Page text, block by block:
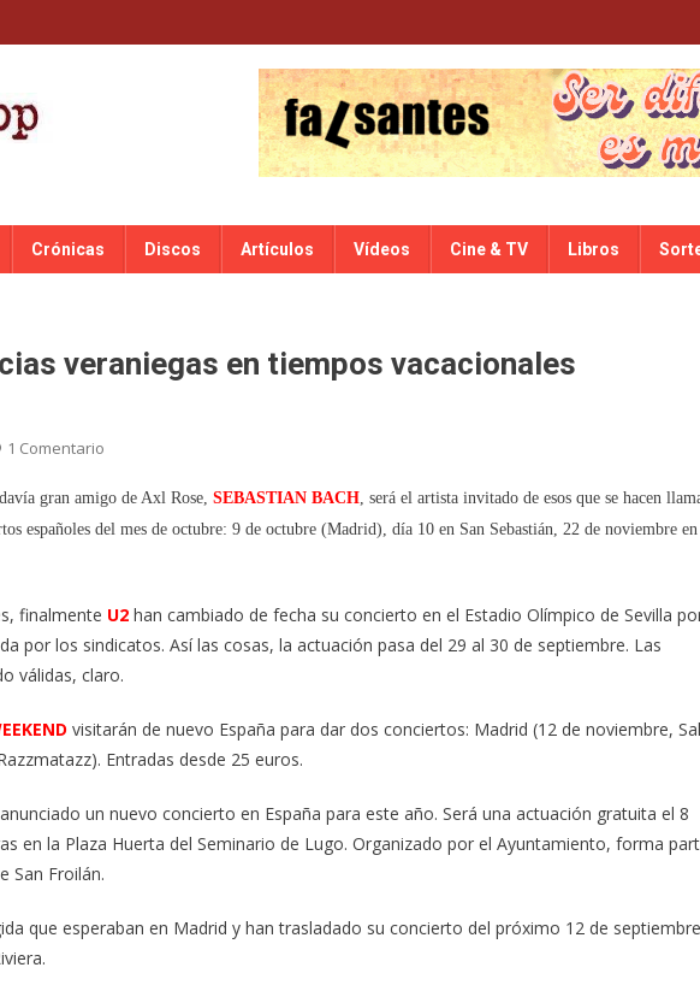
Crónicas Discos Artículos Vídeos Cine & TV Libros
veraniegas en tiempos vacacionales
1 Comentario
De
Noticias
Tiempos
Vacacionales
gran amigo de Axl Rose, SEBASTIAN BACH, será el artista invitado de esos que se hacen
españoles del mes de octubre: 9 de octubre (Madrid), día 10 en San Sebastián, 22 de noviembre en
finalmente U2 han cambiado de fecha su concierto en el Estadio Olímpico de Sevilla
por los sindicatos. Así las cosas, la actuación pasa del 29 al 30 de septiembre. Las
válidas, claro.
visitarán de nuevo España para dar dos conciertos: Madrid (12 de noviembre,
Entradas desde 25 euros.
un nuevo concierto en España para este año. Será una actuación gratuita el 8
en la Plaza Huerta del Seminario de Lugo. Organizado por el Ayuntamiento, forma
San Froilán.
que esperaban en Madrid y han trasladado su concierto del próximo 12 de septiembre